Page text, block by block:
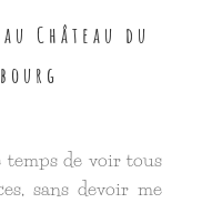
Château du
temps de voir tous
sans devoir me